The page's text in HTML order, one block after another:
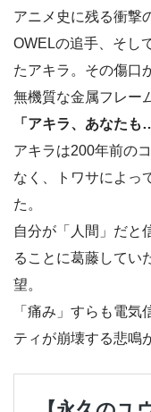
アニメ史に残る衝撃
OWELの追手、そし
たアキラ。その傷口
無機質な金属フレー
「アキラ、あなた
アキラは200年前の
なく、トワサによっ
た。
自分が「人間」だと
ることに葛藤してい
望。
「痛み」すらも電
ティが崩壊する悲鳴